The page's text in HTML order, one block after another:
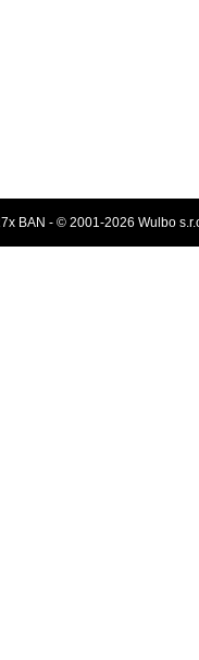
BAN - © 2001-2026 Wulbo